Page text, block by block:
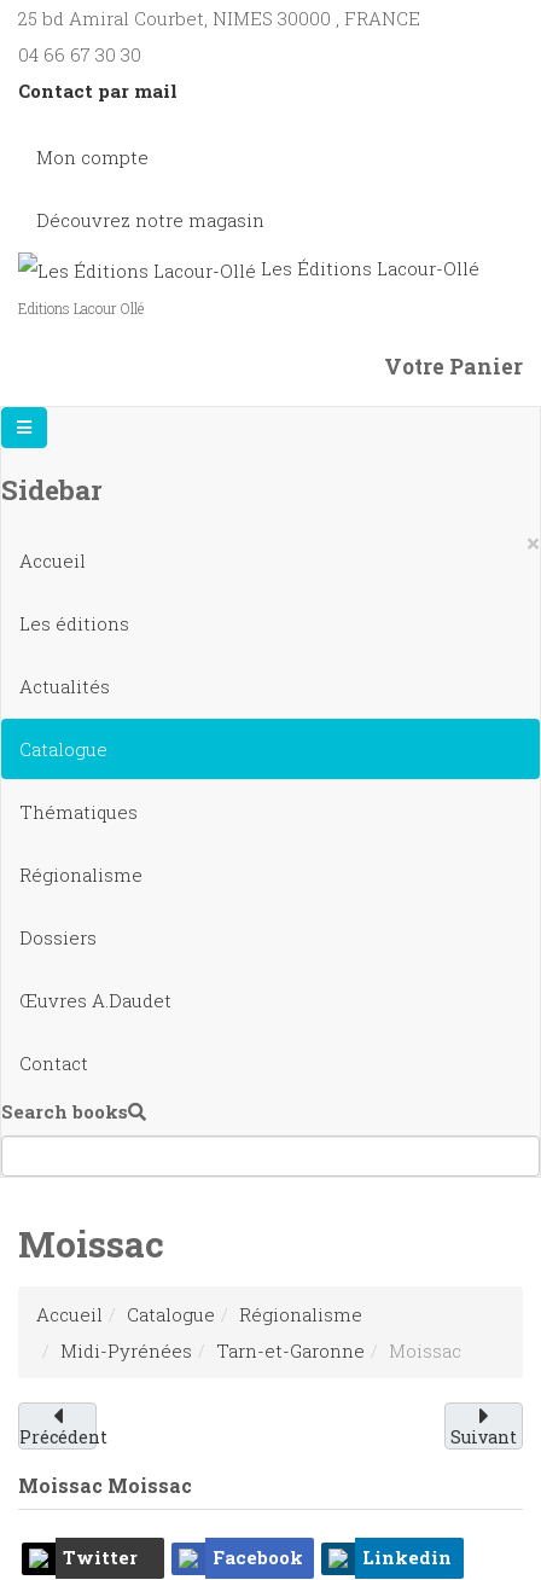
25 bd Amiral Courbet, NIMES 30000 , FRANCE
04 66 67 30 30
Contact par mail
Mon compte
Découvrez notre magasin
Les Éditions Lacour-Ollé
Editions Lacour Ollé
Votre Panier
Sidebar
×
Accueil
Les éditions
Actualités
Catalogue
Thématiques
Régionalisme
Dossiers
Œuvres A.Daudet
Contact
Search books
Moissac
Accueil Catalogue
Régionalisme
Midi-Pyrénées
Tarn-et-Garonne Moissac
Précédent Suivant
Moissac Moissac
Twitter Facebook Linkedin